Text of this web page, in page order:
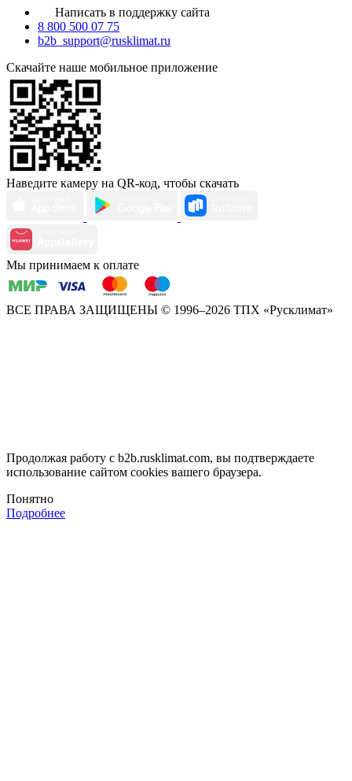
Написать в поддержку сайта
8 800 500 07 75
b2b_support@rusklimat.ru
Скачайте наше мобильное приложение
Наведите камеру на QR-код, чтобы скачать
Мы принимаем к оплате
ВСЕ ПРАВА ЗАЩИЩЕНЫ © 1996–2026 ТПХ «Русклимат»
Продолжая работу с b2b.rusklimat.com, вы подтверждаете
использование сайтом cookies вашего браузера.
Понятно
Подробнее